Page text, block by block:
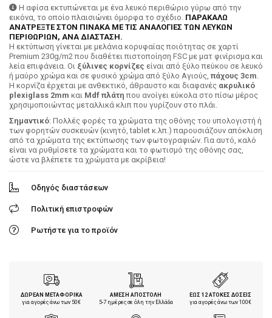
Η αφίσα εκτυπώνεται με ένα λευκό περιθώριο γύρω από την
εικόνα, το οποίο πλαισιώνει όμορφα το σχέδιο. ΠΑΡΑΚΑΛΩ
ΑΝΑΤΡΕΞΤΕ ΣΤΟΝ ΠΙΝΑΚΑ ΜΕ ΤΙΣ ΑΝΑΛΟΓΙΕΣ ΤΩΝ ΛΕΥΚΩΝ
ΠΕΡΙΘΩΡΙΩΝ, ΑΝΑ ΔΙΑΣΤΑΣΗ.
H εκτύπωση γίνεται με μελάνια κορυφαίας ποιότητας σε χαρτί
Premium 230g/m2 που διαθέτει πιστοποίηση FSC με ματ φινίρισμα και
λεία επιφάνεια. Οι ξύλινες κορνίζες είναι από ξύλο πεύκου σε λευκό
ή μαύρο χρώμα και σε φυσικό χρώμα από ξύλο Αγιούς, πάχους 3cm.
Η κορνίζα έρχεται με ανθεκτικό, άθραυστο και διαφανές ακρυλικό
plexiglass 2mm και Mdf πλάτη που ανοίγει εύκολα στο πίσω μέρος
χρησιμοποιώντας μεταλλικά κλιπ που γυρίζουν στο πλάι.
Σημαντικό: Πολλές φορές τα χρώματα της οθόνης του υπολογιστή ή
των φορητών συσκευών (κινητό, tablet κ.λπ.) παρουσιάζουν απόκλιση
από τα χρώματα της εκτύπωσης των φωτογραφιών. Για αυτό, καλό
είναι να ρυθμίσετε τα χρώματα και το φωτισμό της οθόνης σας,
ώστε να βλέπετε τα χρώματα με ακρίβεια!
Οδηγός διαστάσεων
Πολιτική επιστροφών
Ρωτήστε για το προϊόν
ΔΩΡΕΑΝ ΜΕΤΑΦΟΡΙΚΑ
για αγορές άνω των 50€
ΑΜΕΣΗ ΑΠΟΣΤΟΛΗ
5-7 ημέρες σε όλη την Ελλάδα
ΕΩΣ 12 ΑΤΟΚΕΣ ΔΟΣΕΙΣ
για αγορές άνω των 100€